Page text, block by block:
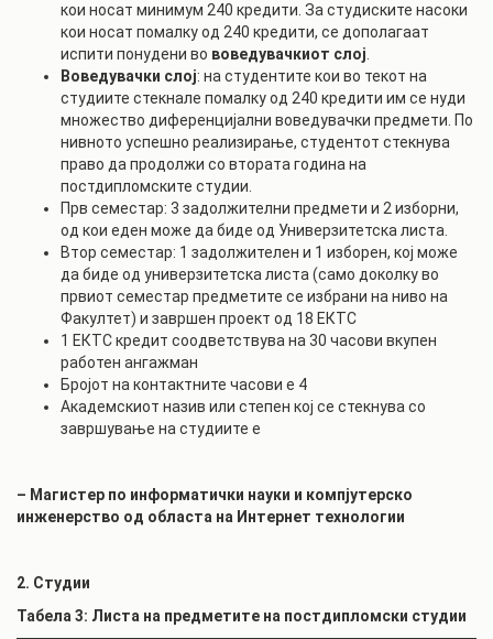
кои носат минимум 240 кредити. За студиските насоки
кои носат помалку од 240 кредити, се дополагаат
испити понудени во воведувачкиот слој
Воведувачки слој: на студентите кои во текот на
студиите стекнале помалку од 240 кредити им се нуди
множество диференцијални воведувачки предмети. По
нивното успешно реализирање, студентот стекнува
право да продолжи со втората година на
постдипломските студии.
Прв семестар: 3 задолжителни предмети и 2 изборни,
од кои еден може да биде од Универзитетска листа.
Втор семестар: 1 задолжителен и 1 изборен, кој може
да биде од универзитетска листа (само доколку во
првиот семестар предметите се избрани на ниво на
Факултет) и завршен проект од 18 ЕКТС
1 ЕКТС кредит соодветствува на 30 часови вкупен
работен ангажман
Бројот на контактните часови е 4
Академскиот назив или степен кој се стекнува со
завршување на студиите е
– Магистер по информатички науки и компјутерско
инженерство од областа на Интернет технологии
2. Студии
Табела 3: Листа на предметите на постдипломски студии